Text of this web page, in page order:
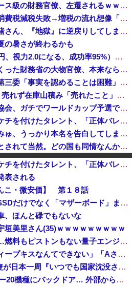
【朗報】減税に反対したエース級の財務官僚、左遷されるｗｗｗｗｗｗ
【正論】カンニング竹山、消費税減税失敗→増税の流れ想像「次誰が総理やりたいと思います？」
【悲報】元フジテレビ渡邊渚さん、『地獄』に逆戻りしてしまう・・・・・
の暑さが終わるかも
レーシック手術（費用10万円、視力2.0になる、成功率95%）←これをしない理由ｗｗ
高市内閣の政策を妨害しまくった財務省の大物官僚、本来ならエース級の人材が就くはずのないポストに送られ……
【広陵高野球部暴力問題】第三委「事実を認めることは困難」元部員「SNS開示請求開始」犯人として晒してた人達に損害賠償請求訴訟を起こす方針
中国、止められないEV製造 売れず在庫山積み「売れたこと」にして補助金を騙し取る事案を思いつきが横行
【緊急速報】韓国サッカー協会、ガチでワールドカップ予選での審判への性接待がバレ大炎上大騒ぎに
高市首相の熊本視察動画にケチを付けたタレント、「正体バレバレよな」と黒電話の呼び方であっさりと……
【衝撃】きゃりーぱみゅぱみゅ、うっかり本名を告白してしまう！！！！！
中国外務省「日本は原爆落とされて当然。どの国も同情なんかしない」
「プチプチ」の川上産業、「プチプチ株式会社」に社名変更 創業58年で [8/7]
の防犯カメラ映像！
入日数は3日間 総額11兆7349億円
高市首相の熊本視察動画にケチを付けたタレント、「正体バレバレよな」と黒電話の呼び方であっさりと……
表される
こ・微安価】 第１８話
【悲報】生成AI、メモリやSSDだけでなく「マザーボード」まで値上げさせてしまいそう
、ほんと碌でもないな
垣美里さん(35)ｗｗｗｗｗｗｗｗｗ
世界初の超伝導量子熱機関…燃料もピストンもない量子エンジンが回った！
「バス運転手がいるのにディープキスなんてできない」「Aさんの供述には矛盾点」元ジャンポケ斉藤慎二側が主張した「同意があった」理由
【速報】 中露の武装軍艦4隻が日本一周『いつでも国家沈没させられるぞ』
中国企業Zbtlink製のルーター20機種にバックドア… 外部から完全制御のおそれ